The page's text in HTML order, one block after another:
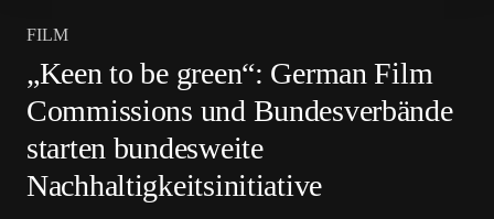
FILM
„Keen to be green“: German Film
Commissions und Bundesverbände
starten bundesweite
Nachhaltigkeitsinitiative